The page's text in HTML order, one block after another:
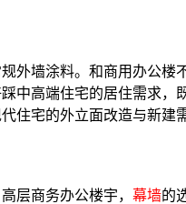
外墙涂料。和商用办公楼
踩中高端住宅的居住需求，
住宅的外立面改造与新建
层商务办公楼宇， 幕墙的